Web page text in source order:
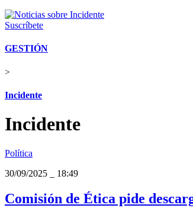
Suscríbete
GESTIÓN
>
Incidente
Incidente
Política
30/09/2025
18:49
Comisión de Ética pide